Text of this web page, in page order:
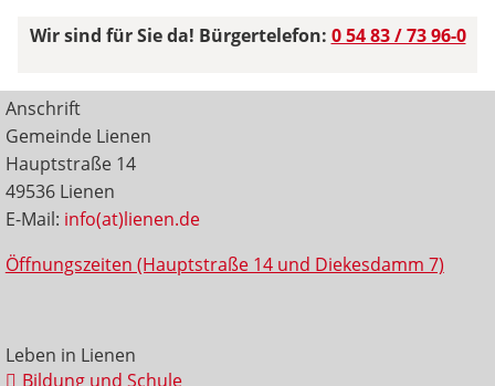
Wir sind für Sie da! Bürgertelefon: 0 54 83 / 73 96-0
Anschrift
Gemeinde Lienen
Hauptstraße 14
49536 Lienen
E-Mail: info(at)lienen.de
Öffnungszeiten (Hauptstraße 14 und Diekesdamm 7)
Leben in Lienen
Bildung und Schule